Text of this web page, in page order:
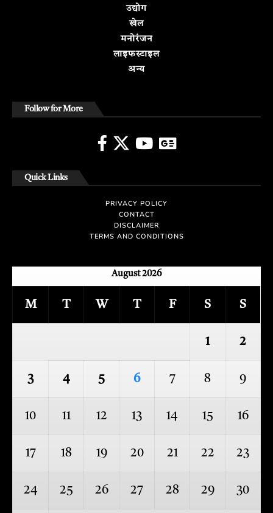
उद्योग
खेल
मनोरंजन
लाइफस्टाइल
अन्य
Follow for More
Quick Links
PRIVACY POLICY
CONTACT
DISCLAIMER
TERMS AND CONDITIONS
August 2026
M T W T F S S
1 2
3 4 5 6 7 8 9
10 11 12 13 14 15 16
17 18 19 20 21 22 23
24 25 26 27 28 29 30